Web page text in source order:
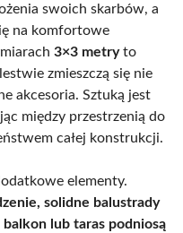
swoich skarbów, a
na komfortowe
3×3 metryto
zmieszczą się nie
akcesoria. Sztuką jest
między przestrzenią do
całej konstrukcji.
elementy.
solidne balustrady
lub taras podniosą